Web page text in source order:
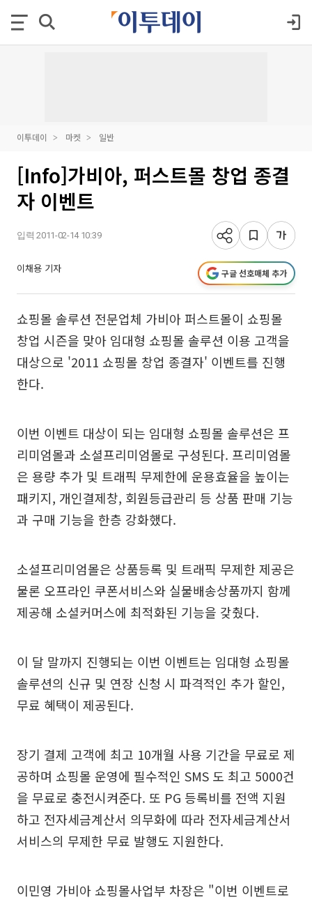
이투데이 마켓 일반
[Info]가비아, 퍼스트몰 창업 종결
자 이벤트
입력 2011-02-14 10:39
이채용 기자 구글 선호매체 추가
쇼핑몰 솔루션 전문업체 가비아 퍼스트몰이 쇼핑몰
창업 시즌을 맞아 임대형 쇼핑몰 솔루션 이용 고객을
대상으로 '2011 쇼핑몰 창업 종결자' 이벤트를 진행
한다.
이번 이벤트 대상이 되는 임대형 쇼핑몰 솔루션은 프
리미엄몰과 소셜프리미엄몰로 구성된다. 프리미엄몰
은 용량 추가 및 트래픽 무제한에 운용효율을 높이는
패키지, 개인결제창, 회원등급관리 등 상품 판매 기능
과 구매 기능을 한층 강화했다.
소셜프리미엄몰은 상품등록 및 트래픽 무제한 제공은
물론 오프라인 쿠폰서비스와 실물배송상품까지 함께
제공해 소셜커머스에 최적화된 기능을 갖췄다.
이 달 말까지 진행되는 이번 이벤트는 임대형 쇼핑몰
솔루션의 신규 및 연장 신청 시 파격적인 추가 할인,
무료 혜택이 제공된다.
장기 결제 고객에 최고 10개월 사용 기간을 무료로 제
공하며 쇼핑몰 운영에 필수적인 SMS 도 최고 5000건
을 무료로 충전시켜준다. 또 PG 등록비를 전액 지원
하고 전자세금계산서 의무화에 따라 전자세금계산서
서비스의 무제한 무료 발행도 지원한다.
이민영 가비아 쇼핑몰사업부 차장은 "이번 이벤트로